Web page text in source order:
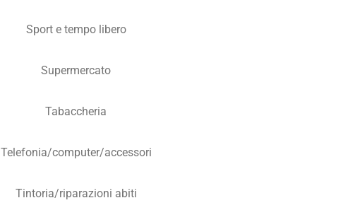
Sport e tempo libero
Supermercato
Tabaccheria
Telefonia/computer/accessori
Tintoria/riparazioni abiti